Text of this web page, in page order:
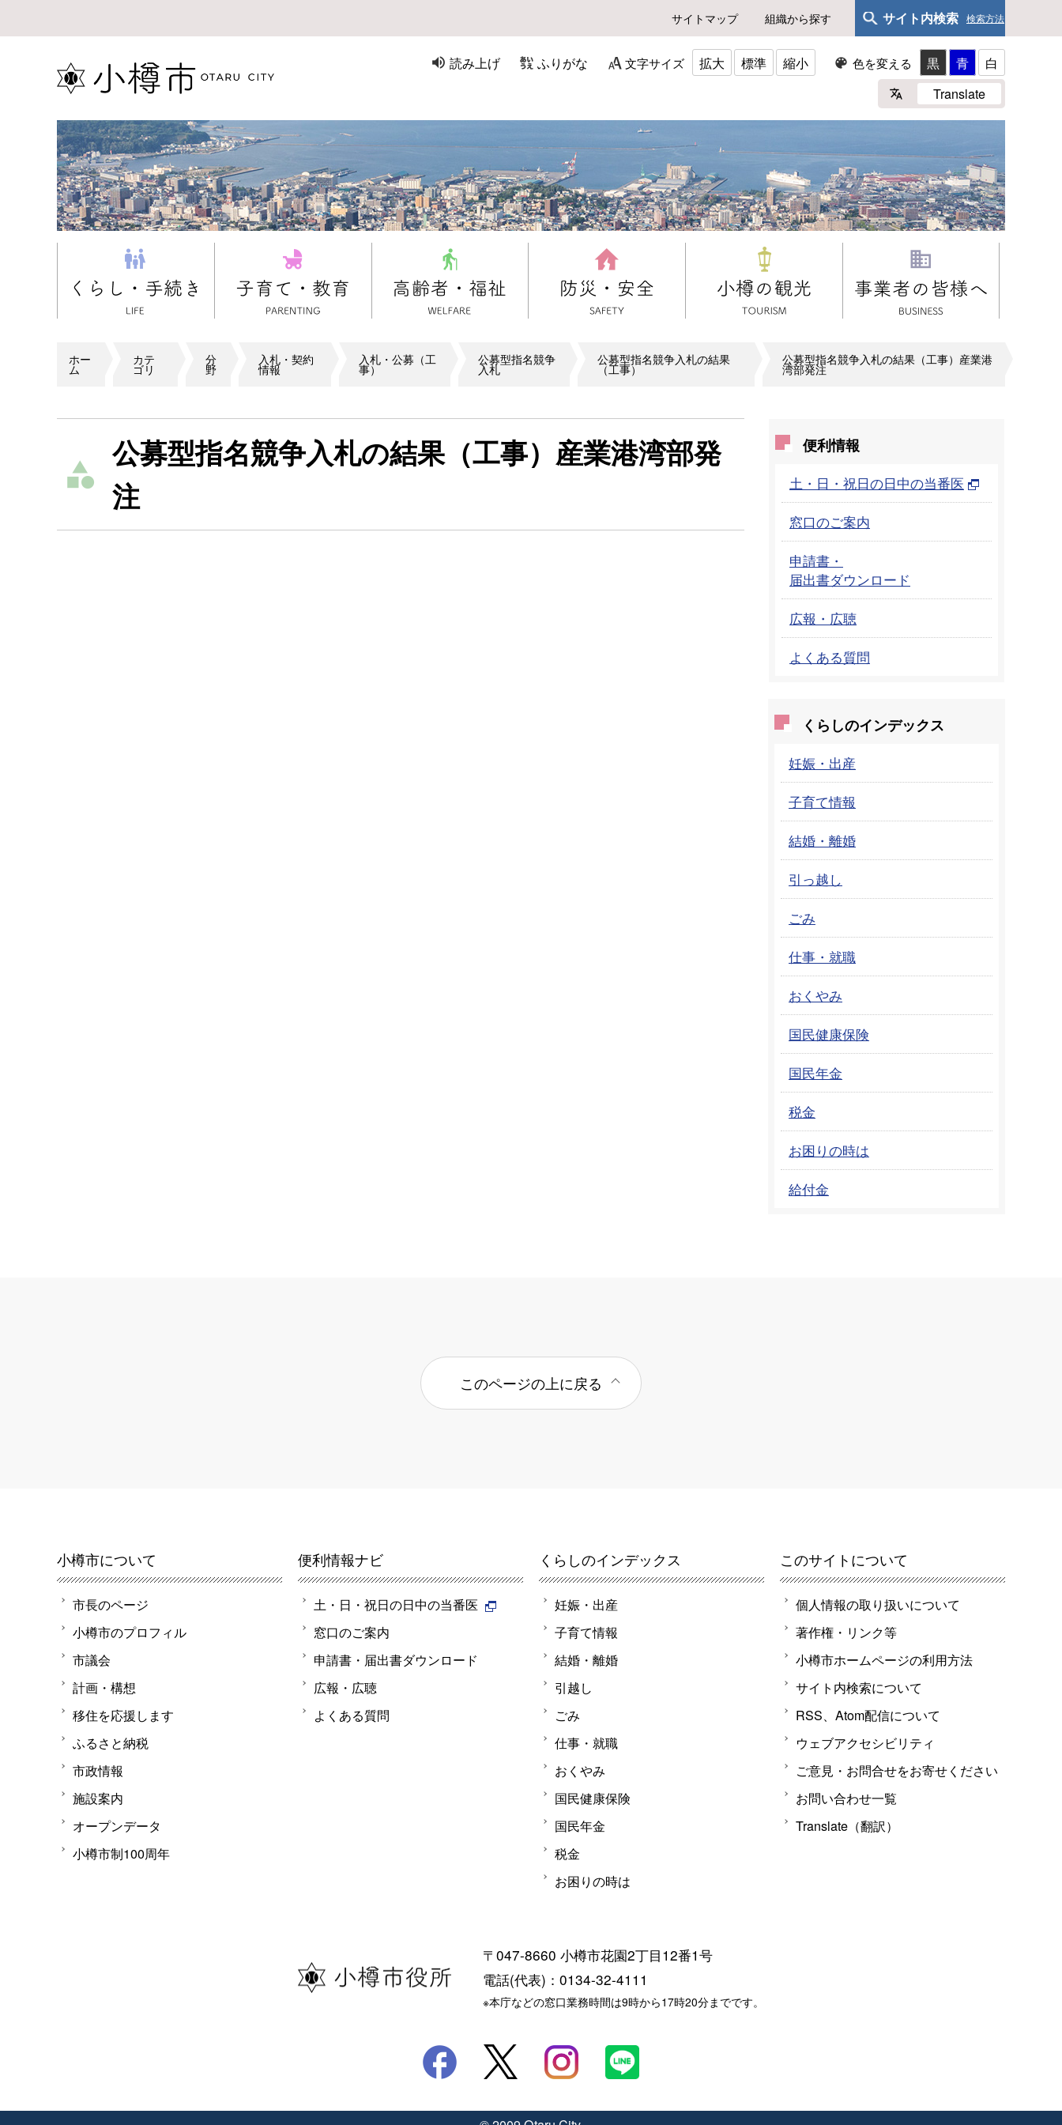
サイトマップ 組織から探す サイト内検索 検索方法
読み上げ ふりがな 文字サイズ 拡大 標準 縮小 色を変える 黒 青
白
Translate
ホー
ム
カテ
ゴリ
分
野
入札・契約
情報
入札・公募（工
事）
公募型指名競争
入札
公募型指名競争入札の結果
（工事）
公募型指名競争入札の結果（工事）産業港
湾部発注
公募型指名競争入札の結果（工事）産業港湾部発
注
便利情報
土・日・祝日の日中の当番医
窓口のご案内
申請書・
届出書ダウンロード
広報・広聴
よくある質問
くらしのインデックス
妊娠・出産
子育て情報
結婚・離婚
引っ越し
ごみ
仕事・就職
おくやみ
国民健康保険
国民年金
税金
お困りの時は
給付金
このページの上に戻る
小樽市について
市長のページ
小樽市のプロフィル
市議会
計画・構想
移住を応援します
ふるさと納税
市政情報
施設案内
オープンデータ
小樽市制100周年
便利情報ナビ
土・日・祝日の日中の当番医
窓口のご案内
申請書・届出書ダウンロード
広報・広聴
よくある質問
くらしのインデックス
妊娠・出産
子育て情報
結婚・離婚
引越し
ごみ
仕事・就職
おくやみ
国民健康保険
国民年金
税金
お困りの時は
このサイトについて
個人情報の取り扱いについて
著作権・リンク等
小樽市ホームページの利用方法
サイト内検索について
RSS、Atom配信について
ウェブアクセシビリティ
ご意見・お問合せをお寄せください
お問い合わせ一覧
Translate（翻訳）
〒047-8660 小樽市花園2丁目12番1号
電話(代表)：0134-32-4111
※本庁などの窓口業務時間は9時から17時20分までです。